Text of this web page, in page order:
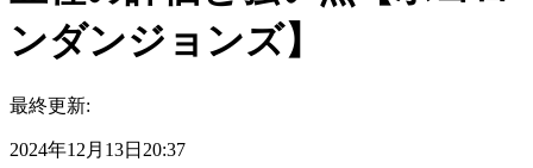
ンダンジョンズ】
最終更新:
2024年12月13日20:37